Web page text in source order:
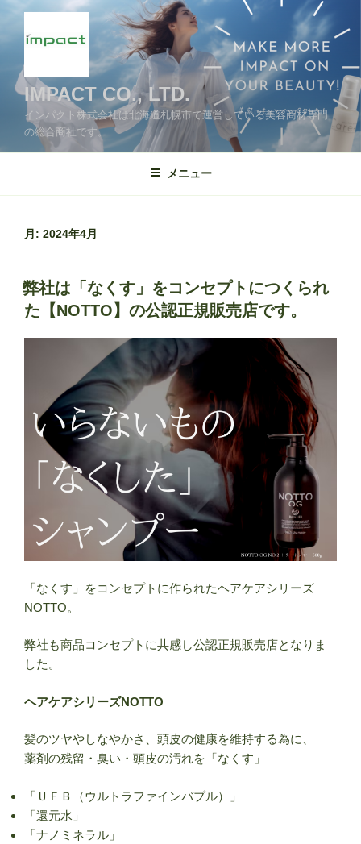
IMPACT CO., LTD.
インパクト株式会社は北海道札幌市で運営している美容商材専門
の総合商社です。
メニュー
月: 2024年4月
投
稿
日:
弊社は「なくす」をコンセプトにつくられ
た【NOTTO】の公認正規販売店です。
「なくす」をコンセプトに作られたヘアケアシリーズ
NOTTO。
弊社も商品コンセプトに共感し公認正規販売店となりま
した。
ヘアケアシリーズNOTTO
髪のツヤやしなやかさ、頭皮の健康を維持する為に、
薬剤の残留・臭い・頭皮の汚れを「なくす」
「ＵＦＢ（ウルトラファインバブル）」
「還元水」
「ナノミネラル」